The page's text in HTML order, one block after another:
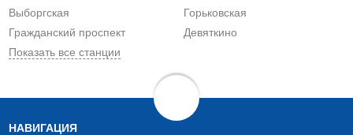
Выборгская
Горьковская
Гражданский проспект
Девяткино
Показать все станции
НАВИГАЦИЯ